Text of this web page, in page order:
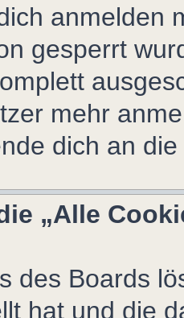
anmelden
gesperrt
mehr
dich an
„Alle
des Boards
hat und die